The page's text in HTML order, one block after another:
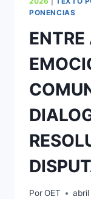
PONENCIAS
PorOET abril